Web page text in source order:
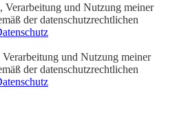
Verarbeitung und Nutzung meiner
der datenschutzrechtlichen
und Nutzung meiner
der datenschutzrechtlichen